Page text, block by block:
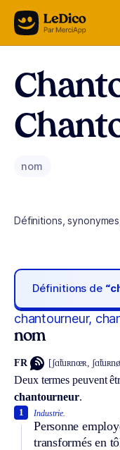
Aller au contenu
nom
Définitions,
Définitions de
chantourneur,
nom
FR [ʃɑ̃tuʀnœʀ,
Deux termes peuvent
chantourneur.
Industrie.
Personne
transformés en
1